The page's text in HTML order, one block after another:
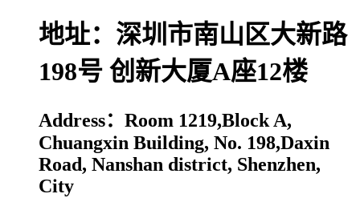
地址：深圳市南山区大新路
198号 创新大厦A座12楼
Address：Room 1219,Block A,
Chuangxin Building, No. 198,Daxin
Road, Nanshan district, Shenzhen,
City